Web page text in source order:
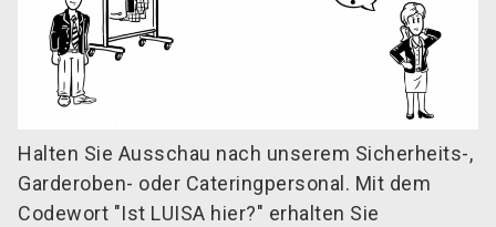
Halten Sie Ausschau nach unserem Sicherheits-,
Garderoben- oder Cateringpersonal. Mit dem
Codewort "Ist LUISA hier?" erhalten Sie